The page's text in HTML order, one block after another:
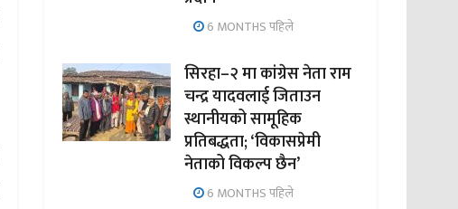
6 MONTHS पहिले
सिरहा–२ मा कांग्रेस नेता राम
चन्द्र यादवलाई जिताउन
स्थानीयको सामूहिक
प्रतिबद्धता; ‘विकासप्रेमी
नेताको विकल्प छैन’
6 MONTHS पहिले